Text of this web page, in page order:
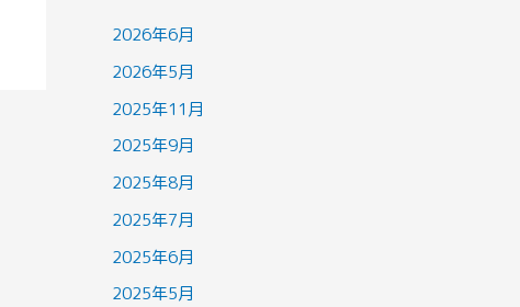
2026年6月
2026年5月
2025年11月
2025年9月
2025年8月
2025年7月
2025年6月
2025年5月